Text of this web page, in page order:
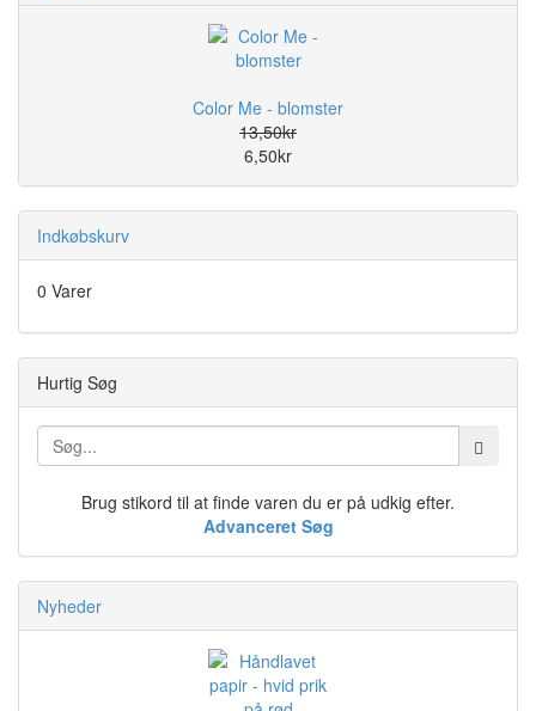
Color Me - blomster
13,50kr
6,50kr
Indkøbskurv
0 Varer
Hurtig Søg
Brug stikord til at finde varen du er på udkig efter.
Advanceret Søg
Nyheder